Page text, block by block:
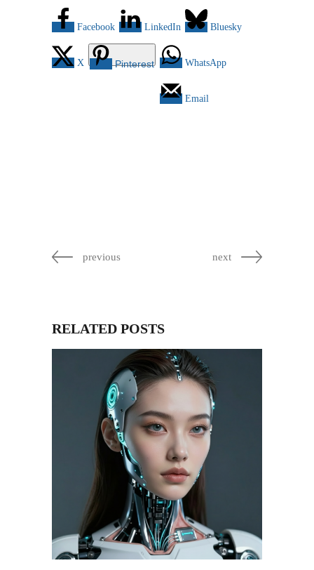
Facebook LinkedIn Bluesky
X Pinterest WhatsApp
Email
previous next
RELATED POSTS